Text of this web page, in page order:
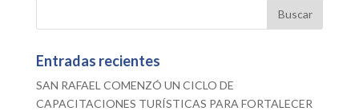
Entradas recientes
SAN RAFAEL COMENZÓ UN CICLO DE
CAPACITACIONES TURÍSTICAS PARA FORTALECER